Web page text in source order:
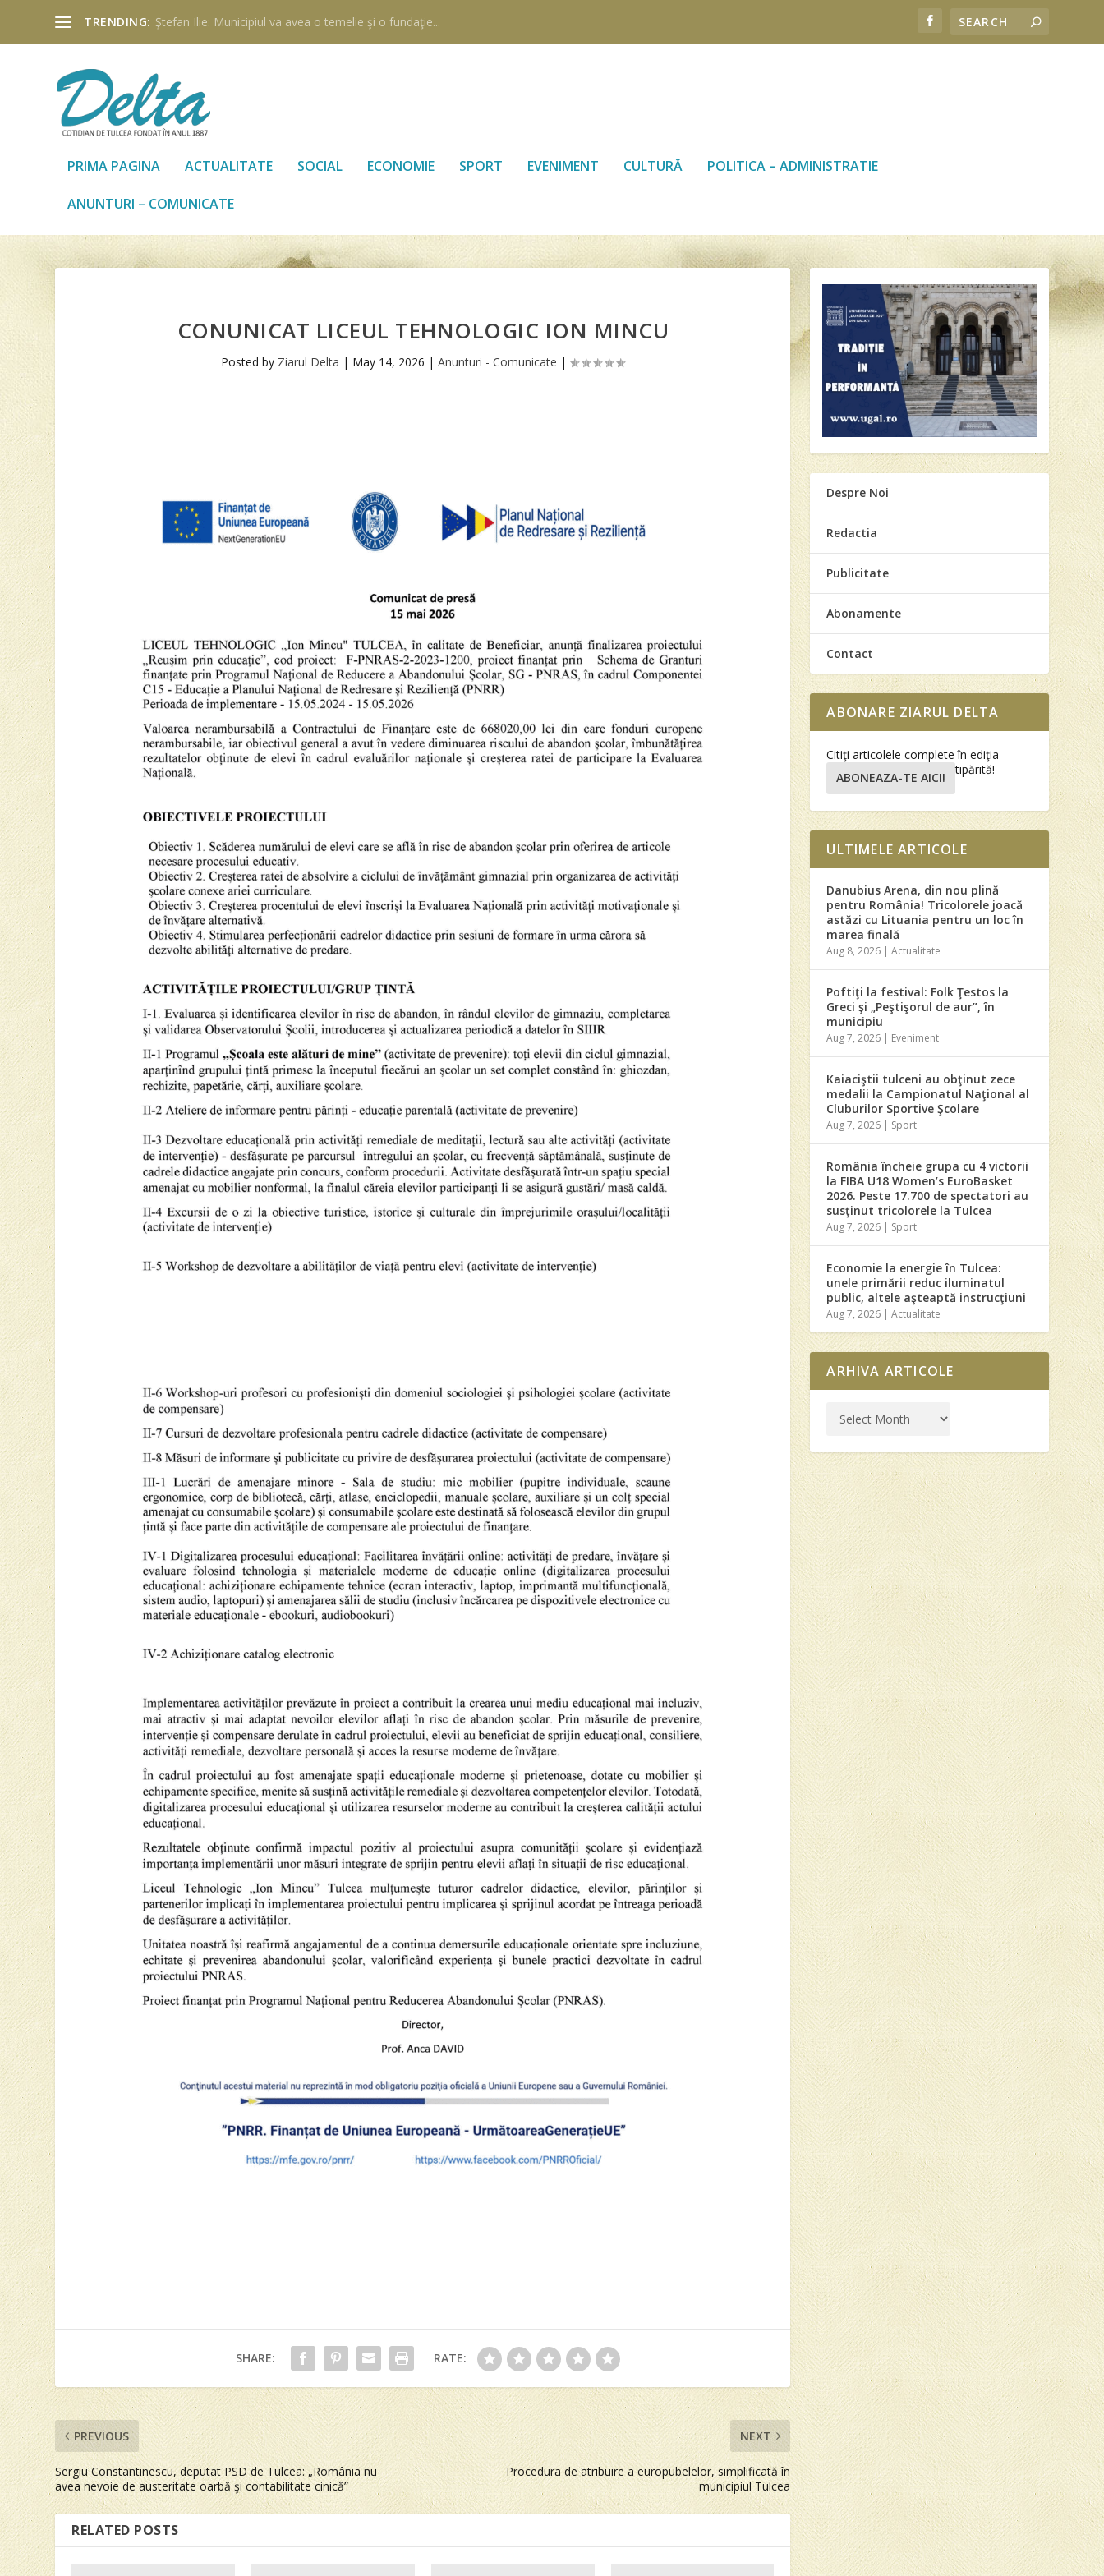
TRENDING: Ştefan Ilie: Municipiul va avea o temelie şi o fundaţie...
PRIMA PAGINA ACTUALITATE SOCIAL ECONOMIE SPORT EVENIMENT CULTURĂ POLITICA – ADMINISTRATIE
ANUNTURI – COMUNICATE
CONUNICAT LICEUL TEHNOLOGIC ION MINCU
Posted by Ziarul Delta | May 14, 2026 |Anunturi - Comunicate |
SHARE: RATE:
PREVIOUS
Sergiu Constantinescu, deputat PSD de Tulcea: „România nu
avea nevoie de austeritate oarbă şi contabilitate cinică”
NEXT
Procedura de atribuire a europubelelor, simplificată în
municipiul Tulcea
RELATED POSTS
Despre Noi
Redactia
Publicitate
Abonamente
Contact
ABONARE ZIARUL DELTA
Citiţi articolele complete în ediţia
tipărită!
ABONEAZA-TE AICI!
ULTIMELE ARTICOLE
Danubius Arena, din nou plină
pentru România! Tricolorele joacă
astăzi cu Lituania pentru un loc în
marea finală
Aug 8, 2026 |Actualitate
Poftiţi la festival: Folk Ţestos la
Greci şi „Peştişorul de aur”, în
municipiu
Aug 7, 2026 | Eveniment
Kaiaciştii tulceni au obţinut zece
medalii la Campionatul Naţional al
Cluburilor Sportive Şcolare
Aug 7, 2026 | Sport
România încheie grupa cu 4 victorii
la FIBA U18 Women’s EuroBasket
2026. Peste 17.700 de spectatori au
susţinut tricolorele la Tulcea
Aug 7, 2026 | Sport
Economie la energie în Tulcea:
unele primării reduc iluminatul
public, altele aşteaptă instrucţiuni
Aug 7, 2026 |Actualitate
ARHIVA ARTICOLE